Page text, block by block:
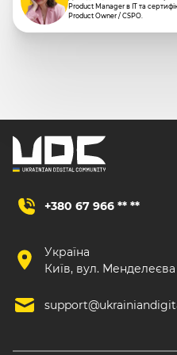
Product Manager в IT та
Product Owner / CSPO.
+380 67 966 ** **
Україна
Київ, вул. Менделеєва